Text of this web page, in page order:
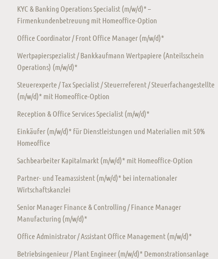
KYC & Banking Operations Specialist (m/w/d)* –
Firmenkundenbetreuung mit Homeoffice-Option
Office Coordinator / Front Office Manager (m/w/d)*
Wertpapierspezialist / Bankkaufmann Wertpapiere (Anteilsschein
Operations) (m/w/d)*
Steuerexperte / Tax Specialist / Steuerreferent / Steuerfachangestellte
(m/w/d)* mit Homeoffice-Option
Reception & Office Services Specialist (m/w/d)*
Einkäufer (m/w/d)* für Dienstleistungen und Materialien mit 50%
Homeoffice
Sachbearbeiter Kapitalmarkt (m/w/d)* mit Homeoffice-Option
Partner- und Teamassistent (m/w/d)* bei internationaler
Wirtschaftskanzlei
Senior Manager Finance & Controlling / Finance Manager
Manufacturing (m/w/d)*
Office Administrator / Assistant Office Management (m/w/d)*
Betriebsingenieur / Plant Engineer (m/w/d)* Demonstrationsanlage